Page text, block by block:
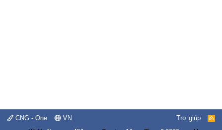
CNG - One VN Trợ giúp
R